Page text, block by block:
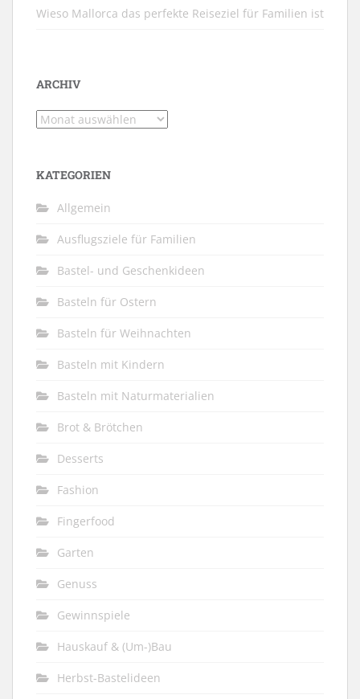
Wieso Mallorca das perfekte Reiseziel für Familien ist
ARCHIV
Archiv
KATEGORIEN
Allgemein
Ausflugsziele für Familien
Bastel- und Geschenkideen
Basteln für Ostern
Basteln für Weihnachten
Basteln mit Kindern
Basteln mit Naturmaterialien
Brot & Brötchen
Desserts
Fashion
Fingerfood
Garten
Genuss
Gewinnspiele
Hauskauf & (Um-)Bau
Herbst-Bastelideen